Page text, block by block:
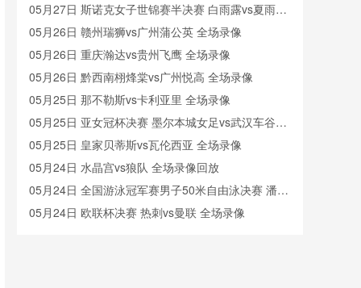
录像
05月27日 斯诺克女子世锦赛半决赛 白雨露vs夏雨滢
全场录像回放
05月26日 赣州瑞狮vs广州蒲公英 全场录像
05月26日 重庆瀚达vs贵州飞鹰 全场录像
05月26日 黔西南栩烽棠vs广州悦高 全场录像
05月25日 那不勒斯vs卡利亚里 全场录像
05月25日 亚女冠杯决赛 墨尔本城女足vs武汉车谷江
大女足 全场录像回放
05月25日 皇家贝蒂斯vs瓦伦西亚 全场录像
05月24日 水晶宫vs狼队 全场录像回放
05月24日 全国游泳冠军赛男子50米自由泳决赛 潘展
乐 全场录像回放
05月24日 欧联杯决赛 热刺vs曼联 全场录像